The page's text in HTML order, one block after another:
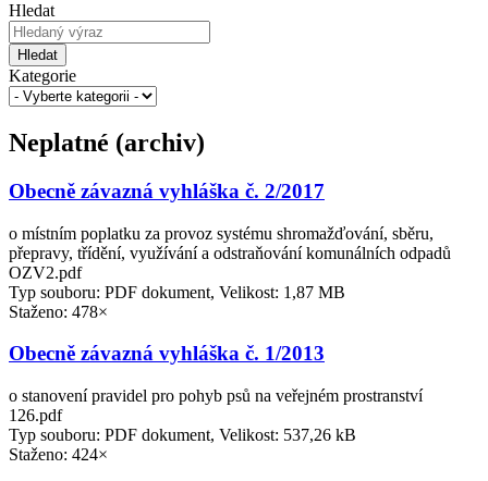
Hledat
Hledat
Kategorie
Neplatné (archiv)
Obecně závazná vyhláška č. 2/2017
o místním poplatku za provoz systému shromažďování, sběru,
přepravy, třídění, využívání a odstraňování komunálních odpadů
OZV2.pdf
Typ souboru: PDF dokument, Velikost: 1,87 MB
Staženo: 478×
Obecně závazná vyhláška č. 1/2013
o stanovení pravidel pro pohyb psů na veřejném prostranství
126.pdf
Typ souboru: PDF dokument, Velikost: 537,26 kB
Staženo: 424×